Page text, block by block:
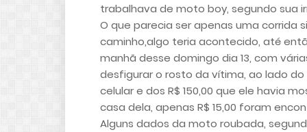
trabalhava de moto boy, segundo sua
O que parecia ser apenas uma corrida
caminho,algo teria acontecido, até
manhã desse domingo dia 13, com
desfigurar o rosto da vítima, ao lado
celular e dos R$ 150,00 que ele havia
casa dela, apenas R$ 15,00 foram
Alguns dados da moto roubada,